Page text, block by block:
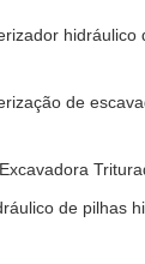
de
de pilhas